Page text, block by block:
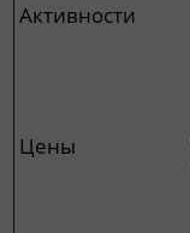
Активности
Цены